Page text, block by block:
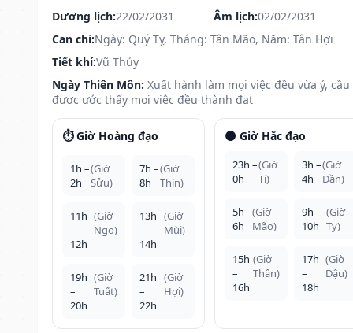
Dương lịch:22/02/2031 Âm lịch:02/02/2031
Can chi:Ngày: Quý Tỵ, Tháng: Tân Mão, Năm: Tân Hợi
Tiết khí:Vũ Thủy
Ngày Thiên Môn: Xuất hành làm mọi việc đều vừa ý, cầu
được ước thấy mọi việc đều thành đạt
⏱️ Giờ Hoàng đạo
1h –
2h
(Giờ
Sửu)
7h –
8h
(Giờ
Thìn)
11h
–
12h
(Giờ
Ngọ)
13h
–
14h
(Giờ
Mùi)
19h
–
20h
(Giờ
Tuất)
21h
–
22h
(Giờ
Hợi)
🌑 Giờ Hắc đạo
23h –
0h
(Giờ
Tí)
3h –
4h
(Giờ
Dần)
5h –
6h
(Giờ
Mão)
9h –
10h
(Giờ
Tỵ)
15h
–
16h
(Giờ
Thân)
17h
–
18h
(Giờ
Dậu)